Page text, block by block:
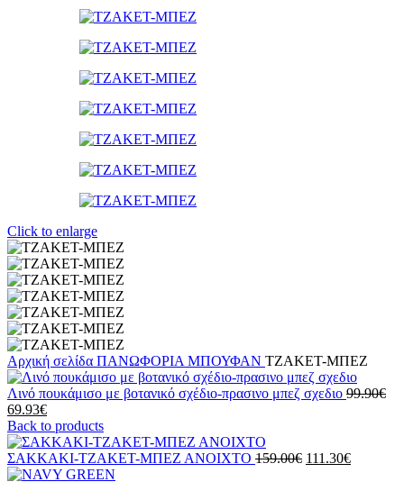
Click to enlarge
Αρχική σελίδα ΠΑΝΩΦΟΡΙΑ ΜΠΟΥΦΑΝ ΤΖΑΚΕΤ-ΜΠΕΖ
Λινό πουκάμισο με βοτανικό σχέδιο-πρασινο μπεζ σχεδιο 99.90€
69.93€Η
τρέχουσα
τιμή
είναι:
69.93€.
Back to products
ΣΑΚΚΑΚΙ-ΤΖΑΚΕΤ-ΜΠΕΖ ΑΝΟΙΧΤΟ 159.00€ Original
111.30€Η